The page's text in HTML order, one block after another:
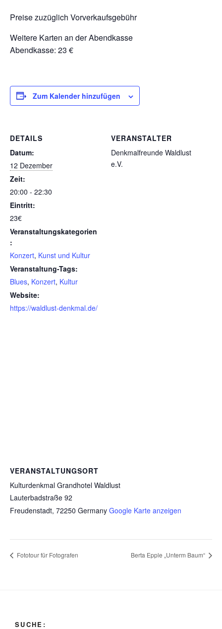
Preise zuzüglich Vorverkaufsgebühr
Weitere Karten an der Abendkasse
Abendkasse: 23 €
Zum Kalender hinzufügen
DETAILS
Datum:
12 Dezember
Zeit:
20:00 - 22:30
Eintritt:
23€
Veranstaltungskategorien
:
Konzert, Kunst und Kultur
Veranstaltung-Tags:
Blues, Konzert, Kultur
Website:
https://waldlust-denkmal.de/
VERANSTALTER
Denkmalfreunde Waldlust
e.V.
VERANSTALTUNGSORT
Kulturdenkmal Grandhotel Waldlust
Lauterbadstraße 92
Freudenstadt, 72250 Germany Google Karte anzeigen
Fototour für Fotografen Berta Epple „Unterm Baum“
SUCHE: